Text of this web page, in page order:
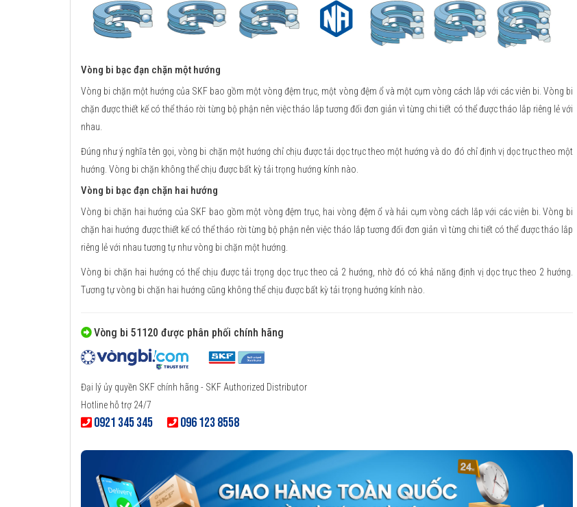
Vòng bi bạc đạn chặn một hướng
Vòng bi chặn một hướng của SKF bao gồm một vòng đệm trục, một vòng đệm ổ và một cụm vòng cách lắp với các viên bi. Vòng bi
chặn được thiết kế có thể tháo rời từng bộ phận nên việc tháo lắp tương đối đơn giản vì từng chi tiết có thể được tháo lắp riêng lẻ với
nhau.
Đúng như ý nghĩa tên gọi, vòng bi chặn một hướng chỉ chịu được tải dọc trục theo một hướng và do đó chỉ định vị dọc trục theo một
hướng. Vòng bi chặn không thể chịu được bất kỳ tải trọng hướng kính nào.
Vòng bi bạc đạn chặn hai hướng
Vòng bi chặn hai hướng của SKF bao gồm một vòng đệm trục, hai vòng đệm ổ và hải cụm vòng cách lắp với các viên bi. Vòng bi
chặn hai hướng được thiết kế có thể tháo rời từng bộ phận nên việc tháo lắp tương đối đơn giản vì từng chi tiết có thể được tháo lắp
riêng lẻ với nhau tương tự như vòng bi chặn một hướng.
Vòng bi chặn hai hướng có thể chịu được tải trọng dọc trục theo cả 2 hướng, nhờ đó có khả năng định vị dọc trục theo 2 hướng.
Tương tự vòng bi chặn hai hướng cũng không thể chịu được bất kỳ tải trọng hướng kính nào.
Vòng bi 51120 được phân phối chính hãng
Đại lý ủy quyền SKF chính hãng - SKF Authorized Distributor
Hotline hỗ trợ 24/7
0921 345 345 096 123 8558